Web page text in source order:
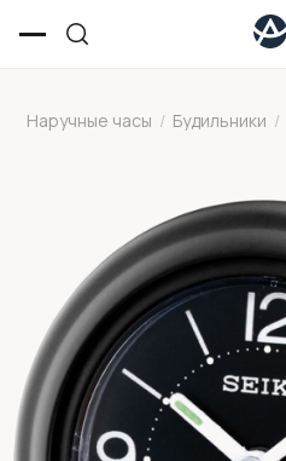
Наручные часы / Будильники /